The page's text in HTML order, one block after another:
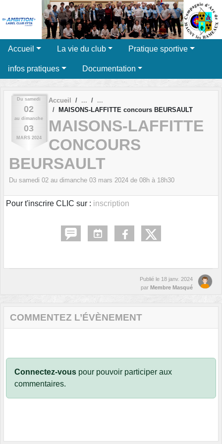
Accueil La vie du club Pratique sportive
infos pratiques Documentation
Du samedi
02
au dimanche
03
MARS 2024
Accueil
MAISONS-LAFFITTE concours BEURSAULT
MAISONS-LAFFITTE
CONCOURS
BEURSAULT
Du samedi 02 au dimanche 03 mars 2024 de 08h à 18h30
Pour t'inscrire CLIC sur : inscription
Publié le 18 janv. 2024
par Membre Masqué
COMMENTEZ L’ÉVÈNEMENT
Connectez-vous pour pouvoir participer aux
commentaires.
Panneau de gestion des cookies